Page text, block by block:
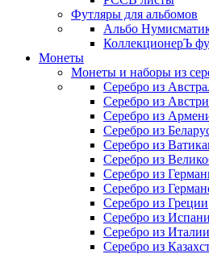
Футляры для альбомов
Альбо
КоллекционерЪ
Монеты
Монеты и наборы из
Серебро из
Серебро из
Серебро из
Серебро из
Серебро из
Серебро из
Серебро из
Серебро из
Серебро из Греции
Серебро из
Серебро из Италии
Серебро из